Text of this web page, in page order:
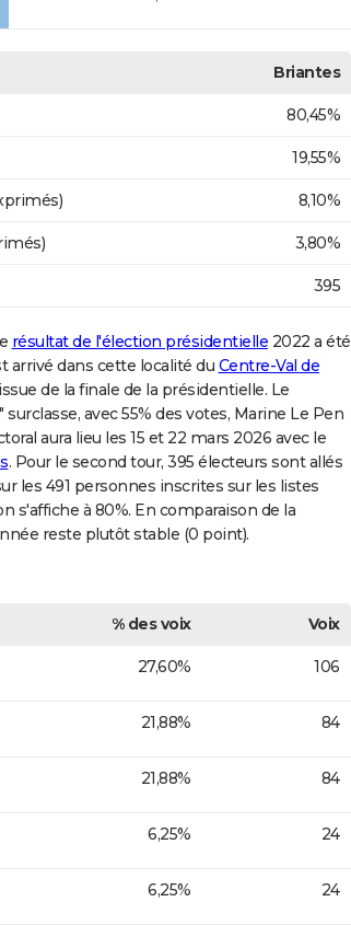
Briantes
80,45%
19,55%
8,10%
3,80%
395
résultat de l'élection présidentielle 2022 a été
dans cette localité du Centre-Val de
de la finale de la présidentielle. Le
avec 55% des votes, Marine Le Pen
aura lieu les 15 et 22 mars 2026 avec le
. Pour le second tour, 395 électeurs sont allés
les 491 personnes inscrites sur les listes
s'affiche à 80%. En comparaison de la
reste plutôt stable (0 point).
% des voix
Voix
27,60% 106
21,88% 84
21,88% 84
6,25% 24
6,25% 24